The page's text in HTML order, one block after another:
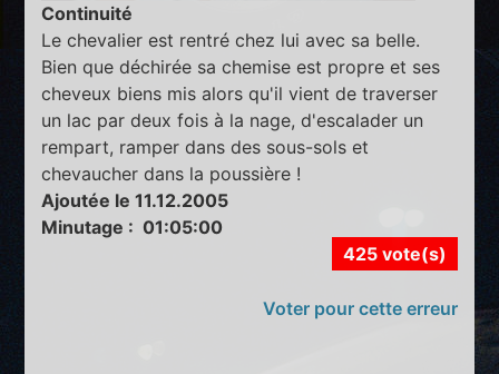
Continuité
Le chevalier est rentré chez lui avec sa belle.
Bien que déchirée sa chemise est propre et ses
cheveux biens mis alors qu'il vient de traverser
un lac par deux fois à la nage, d'escalader un
rempart, ramper dans des sous-sols et
chevaucher dans la poussière !
Ajoutée le 11.12.2005
Minutage : 01:05:00
425 vote(s)
Voter pour cette erreur